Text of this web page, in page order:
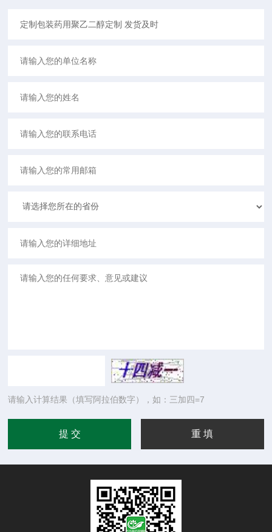
请输入计算结果（填写阿拉伯数字），如：三加四=7